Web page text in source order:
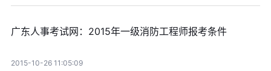
广东人事考试网：2015年一级消防工程师报考条件
2015-10-26 11:05:09